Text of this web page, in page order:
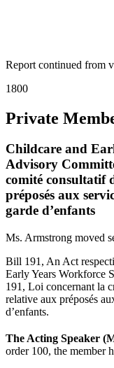
Report continued from
1800
Private
Childcare and
Advisory
comité consultatif
préposés aux
garde d’enfants
Ms. Armstrong moved
Bill 191, An Act
Early Years Workforce
191, Loi concernant la
relative aux préposés
d’enfants.
The Acting Speaker
order 100, the member